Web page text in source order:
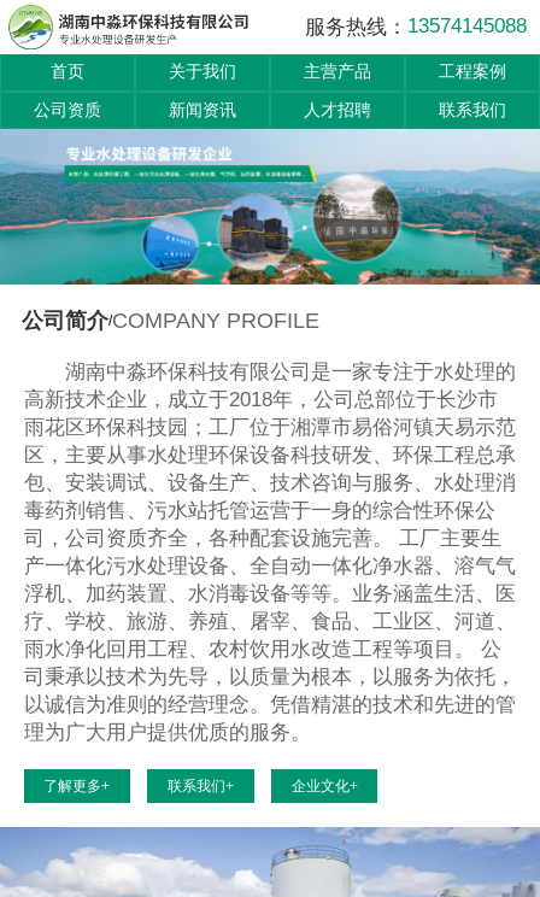
服务热线： 13574145088
首页 关于我们 主营产品
工程案例
公司资质
新闻资讯 人才招聘 联系我们
公司简介/COMPANY PROFILE
湖南中淼环保科技有限公司是一家专注于水处理的
高新技术企业，成立于2018年，公司总部位于长沙市
雨花区环保科技园；工厂位于湘潭市易俗河镇天易示范
区，主要从事水处理环保设备科技研发、环保工程总承
包、安装调试、设备生产、技术咨询与服务、水处理消
毒药剂销售、污水站托管运营于一身的综合性环保公
司，公司资质齐全，各种配套设施完善。 工厂主要生
产一体化污水处理设备、全自动一体化净水器、溶气气
浮机、加药装置、水消毒设备等等。业务涵盖生活、医
疗、学校、旅游、养殖、屠宰、食品、工业区、河道、
雨水净化回用工程、农村饮用水改造工程等项目。 公
司秉承以技术为先导，以质量为根本，以服务为依托，
以诚信为准则的经营理念。凭借精湛的技术和先进的管
理为广大用户提供优质的服务。
了解更多+ 联系我们+ 企业文化+